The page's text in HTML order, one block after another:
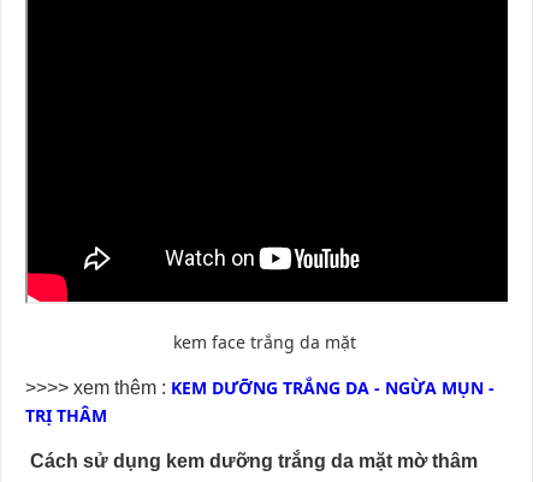
kem face trắng da mặt
>>>> xem thêm : KEM DƯỠNG TRẮNG DA - NGỪA MỤN -
TRỊ THÂM
Cách sử dụng kem dưỡng trắng da mặt mờ thâm